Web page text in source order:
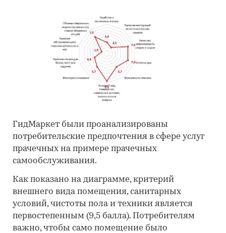
ГидМаркет были проанализированы
потребительские предпочтения в сфере услуг
прачечных на примере прачечных
самообслуживания.
Как показано на диаграмме, критерий
внешнего вида помещения, санитарных
условий, чистоты пола и техники является
первостепенным (9,5 балла). Потребителям
важно, чтобы само помещение было